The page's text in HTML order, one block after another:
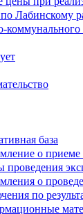
Лабинскому
база
о
проведения
о
по